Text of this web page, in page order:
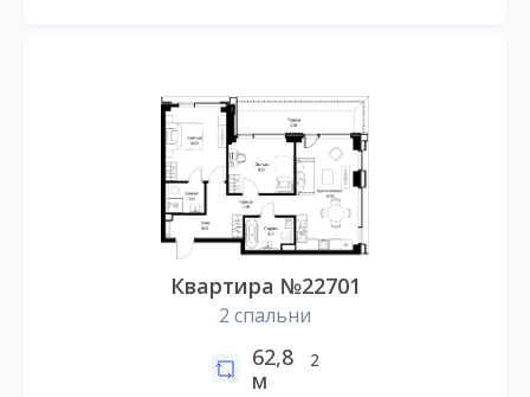
Квартира №22701
2 спальни
62,8
м
2